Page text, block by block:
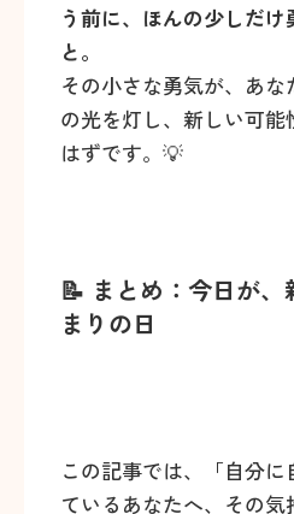
う前に、ほんの少しだ
と。
その小さな勇気が、あ
の光を灯し、新しい可能
はずです。💡
📝 まとめ：今日が、
まりの日
この記事では、「自分
ているあなたへ、その